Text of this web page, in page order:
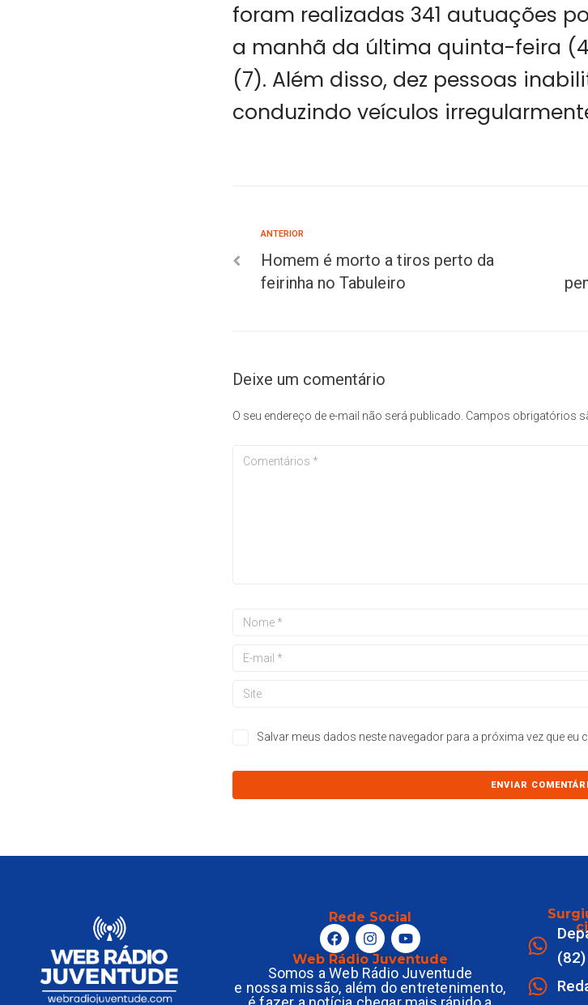
foram realizadas 341 autuações
a manhã da última quinta-feira
(7). Além disso, dez pessoas
conduzindo veículos
ANTERIOR
Homem é morto a tiros perto da
feirinha no Tabuleiro
Deixe um comentário
O seu endereço de e-mail não será publicado. Campos obrigatórios
Salvar meus dados neste navegador para a próxima vez que eu
Rede Social
Web Rádio Juventude
Somos a Web Rádio Juventude
e nossa missão, além do entretenimento,